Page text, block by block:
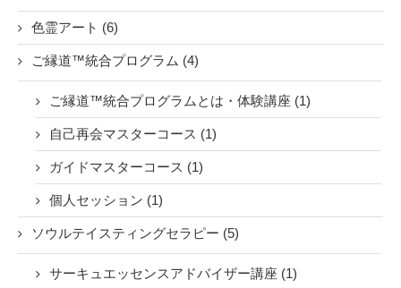
色霊アート (6)
ご縁道™統合プログラム (4)
ご縁道™統合プログラムとは・体験講座 (1)
自己再会マスターコース (1)
ガイドマスターコース (1)
個人セッション (1)
ソウルテイスティングセラピー (5)
サーキュエッセンスアドバイザー講座 (1)